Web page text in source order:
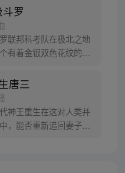
少年唐舞麟，万众瞩目
书写。我们不期待奇
机会。
罗
联邦科考队在极北之地
有着金银双色花纹的
究所进行孵化。蛋孵化
是一个婴儿，一个和人
与此同时，联邦研究所
发女子，而一名蓝发青
唐三
神王重生在这对人类并
，能否重新追回妻子。